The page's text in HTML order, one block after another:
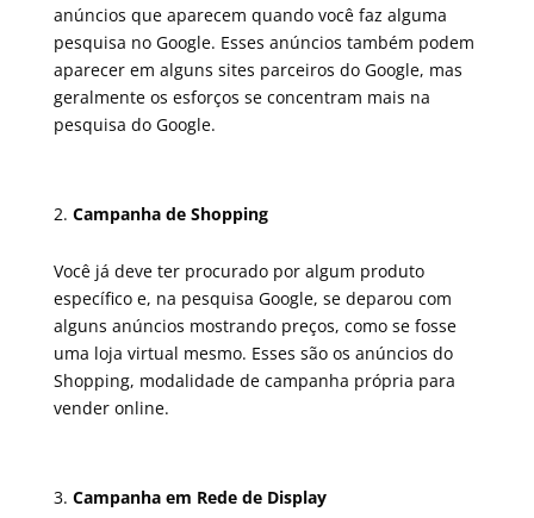
anúncios que aparecem quando você faz alguma
pesquisa no Google. Esses anúncios também podem
aparecer em alguns sites parceiros do Google, mas
geralmente os esforços se concentram mais na
pesquisa do Google.
Campanha de Shopping
Você já deve ter procurado por algum produto
específico e, na pesquisa Google, se deparou com
alguns anúncios mostrando preços, como se fosse
uma loja virtual mesmo. Esses são os anúncios do
Shopping, modalidade de campanha própria para
vender online.
Campanha em Rede de Display